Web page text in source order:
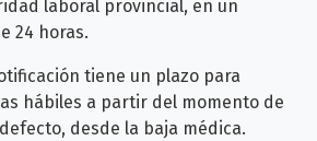
laboral provincial, en un
24 horas.
tiene un plazo para
hábiles a partir del momento de
desde la baja médica.